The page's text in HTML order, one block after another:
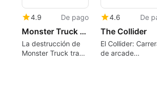
4.9 De pago
Monster Truck Destruction
La destrucción de
Monster Truck trae
4.6 De
The Collider
El Collider:
de arcade